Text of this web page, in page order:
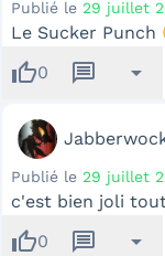
Publié le 29 juillet
Le Sucker
thumb_up0 message arrow_drop_down
Publié le 29 juillet
c'est bien joli
thumb_up0 message arrow_drop_down